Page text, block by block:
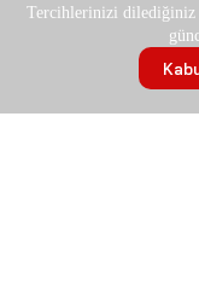
Tercihlerinizi dilediğiniz